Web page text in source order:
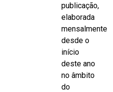
publicação,
elaborada
mensalmente
desde o
início
deste ano
no âmbito
do